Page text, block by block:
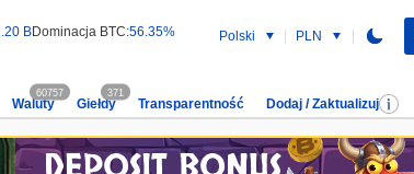
BDominacja BTC:56.35% Polski PLN
Waluty
60757
Giełdy
371
Transparentność Dodaj / Zaktualizuj